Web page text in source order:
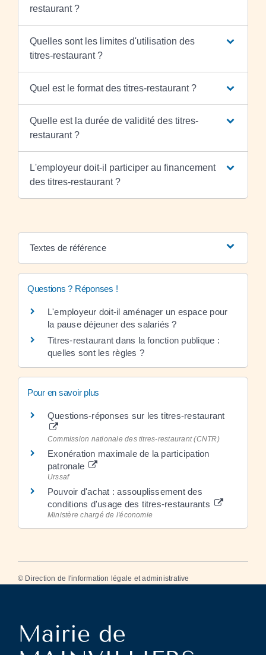
restaurant ?
Quelles sont les limites d'utilisation des
titres-restaurant ?
Quel est le format des titres-restaurant ?
Quelle est la durée de validité des titres-
restaurant ?
L'employeur doit-il participer au financement
des titres-restaurant ?
Textes de référence
Questions ? Réponses !
L'employeur doit-il aménager un espace pour
la pause déjeuner des salariés ?
Titres-restaurant dans la fonction publique :
quelles sont les règles ?
Pour en savoir plus
Questions-réponses sur les titres-restaurant
Commission nationale des titres-restaurant (CNTR)
Exonération maximale de la participation
patronale
Urssaf
Pouvoir d'achat : assouplissement des
conditions d'usage des titres-restaurants
Ministère chargé de l'économie
© Direction de l'information légale et administrative